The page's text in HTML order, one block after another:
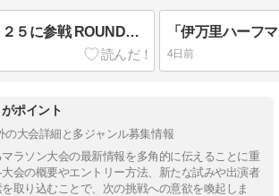
大阪マラソン２０２５に参戦 ROUND１６「やっと果たせたこと」
4日前
ポイント
の大会詳細と多ジャンル募集情報
ラソン大会の最新情報を多角的に伝えることに重
会の概要やエントリー方法、新たな試みや出演者
取り込むことで、次の挑戦への意欲を喚起しま